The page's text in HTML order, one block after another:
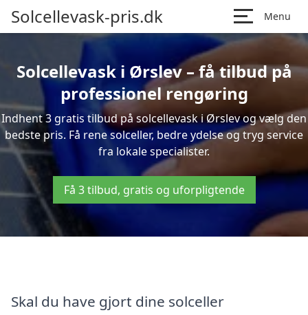
Solcellevask-pris.dk Menu
Solcellevask i Ørslev – få tilbud på
professionel rengøring
Indhent 3 gratis tilbud på solcellevask i Ørslev og vælg den
bedste pris. Få rene solceller, bedre ydelse og tryg service
fra lokale specialister.
Få 3 tilbud, gratis og uforpligtende
Skal du have gjort dine solceller